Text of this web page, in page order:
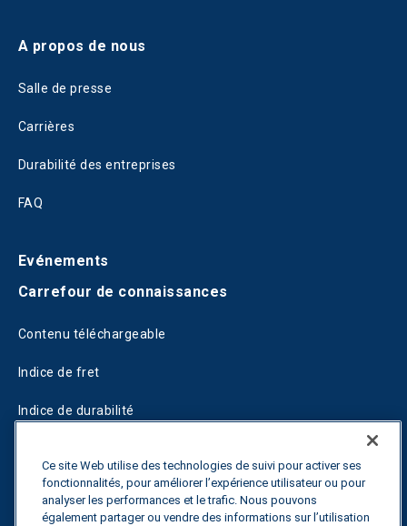
A propos de nous
Salle de presse
Carrières
Durabilité des entreprises
FAQ
Evénements
Carrefour de connaissances
Contenu téléchargeable
Indice de fret
Indice de durabilité
Guides
Ce site Web utilise des technologies de suivi pour activer ses
fonctionnalités, pour améliorer l’expérience utilisateur ou pour
analyser les performances et le trafic. Nous pouvons
également partager ou vendre des informations sur l’utilisation